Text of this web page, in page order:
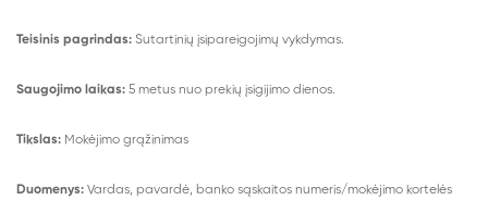
Teisinis pagrindas: Sutartinių įsipareigojimų vykdymas.
Saugojimo laikas: 5 metus nuo prekių įsigijimo dienos.
Tikslas: Mokėjimo grąžinimas
Duomenys: Vardas, pavardė, banko sąskaitos numeris/mokėjimo kortelės